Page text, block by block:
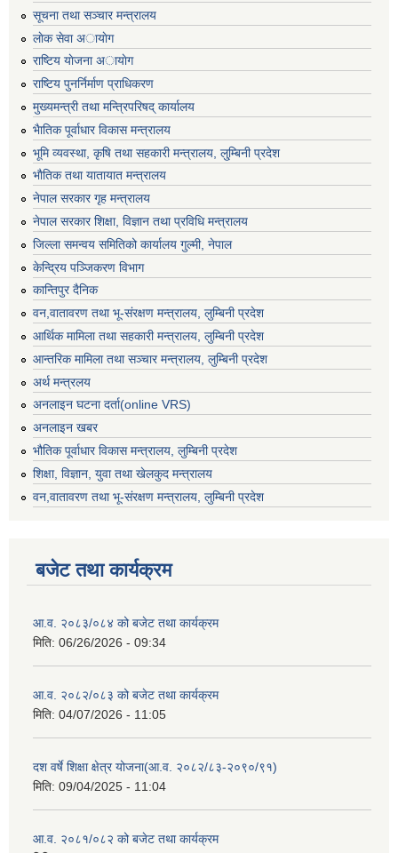
सूचना तथा सञ्चार मन्त्रालय
लाेक सेवा अायाेग
राष्टिय याेजना अायाेग
राष्टिय पुनर्निर्माण प्राधिकरण
मुख्यमन्त्री तथा मन्त्रिपरिषद् कार्यालय
भैातिक पूर्वाधार विकास मन्त्रालय
भूमि व्यवस्था, कृषि तथा सहकारी मन्त्रालय, लु्म्बिनी प्रदेश
भाैतिक तथा यातायात मन्त्रालय
नेपाल सरकार गृह मन्त्रालय
नेपाल सरकार शिक्षा, विज्ञान तथा प्रविधि मन्त्रालय
जिल्ला समन्वय समितिको कार्यालय गुल्मी, नेपाल
केन्द्रिय पञ्जिकरण विभाग
कान्तिपुर दैनिक
वन,वातावरण तथा भू-संरक्षण मन्त्रालय, लुम्बिनी प्रदेश
आर्थिक मामिला तथा सहकारी मन्त्रालय, लुम्बिनी प्रदेश
आन्तरिक मामिला तथा सञ्चार मन्त्रालय, लुम्बिनी प्रदेश
अर्थ मन्त्रलय
अनलाइन घटना दर्ता(online VRS)
अनलाइन खबर
भौतिक पूर्वाधार विकास मन्त्रालय, लुम्बिनी प्रदेश
शिक्षा, विज्ञान, युवा तथा खेलकुद मन्‍‍त्रालय
वन,वातावरण तथा भू-संरक्षण मन्त्रालय, लुम्बिनी प्रदेश
बजेट तथा कार्यक्रम
आ.व. २०८३/०८४ को बजेट तथा कार्यक्रम
मिति: 06/26/2026 - 09:34
आ.व. २०८२/०८३ को बजेट तथा कार्यक्रम
मिति: 04/07/2026 - 11:05
दश वर्षे शिक्षा क्षेत्र योजना(आ.व. २०८२/८३-२०९०/९१)
मिति: 09/04/2025 - 11:04
आ.व. २०८१/०८२ को बजेट तथा कार्यक्रम